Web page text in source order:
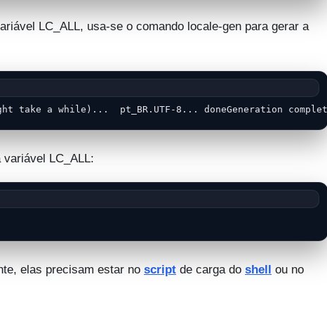
LC_ALL, usa-se o comando locale-gen para gerar a
take a while)...  pt_BR.UTF-8... doneGeneration
LC_ALL:
elas precisam estar no script de carga do shell ou no